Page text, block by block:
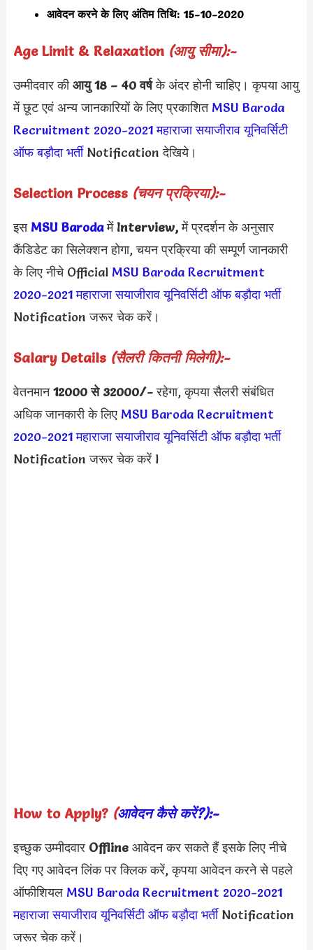
आवेदन करने के लिए अंतिम तिथि: 15-10-2020
Age Limit & Relaxation (आयु सीमा):-
उम्मीदवार कीआयु 18 – 40 वर्षके अंदर होनी चाहिए। कृपया आयु
में छूट एवं अन्य जानकारियों के लिए प्रकाशित MSU Baroda
Recruitment 2020-2021 महाराजा सयाजीराव यूनिवर्सिटी
ऑफ बड़ौदा भर्तीNotification देखिये।
Selection Process (चयन प्रक्रिया):-
इस MSU Barodaमें Interview,में प्रदर्शन के अनुसार
कैंडिडेट का सिलेक्शन होगा, चयन प्रक्रिया की सम्पूर्ण जानकारी
के लिए नीचे Official MSU Baroda Recruitment
2020-2021 महाराजा सयाजीराव यूनिवर्सिटी ऑफ बड़ौदा भर्ती
Notification जरूर चेक करें।
Salary Details (सैलरी कितनी मिलेगी):-
वेतनमान12000 से 32000/-रहेगा, कृपया सैलरी संबंधित
अधिक जानकारी के लिए MSU Baroda Recruitment
2020-2021 महाराजा सयाजीराव यूनिवर्सिटी ऑफ बड़ौदा भर्ती
Notification जरूर चेक करें l
How to Apply?(आवेदन कैसे करें?):-
इच्छुक उम्मीदवार Offlineआवेदन कर सकते हैं इसके लिए नीचे
दिए गए आवेदन लिंक पर क्लिक करें, कृपया आवेदन करने से पहले
ऑफीशियल MSU Baroda Recruitment 2020-2021
महाराजा सयाजीराव यूनिवर्सिटी ऑफ बड़ौदा भर्तीNotification
जरूर चेक करें।